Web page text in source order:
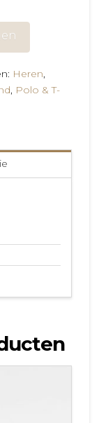
Heren,
, Polo & T-